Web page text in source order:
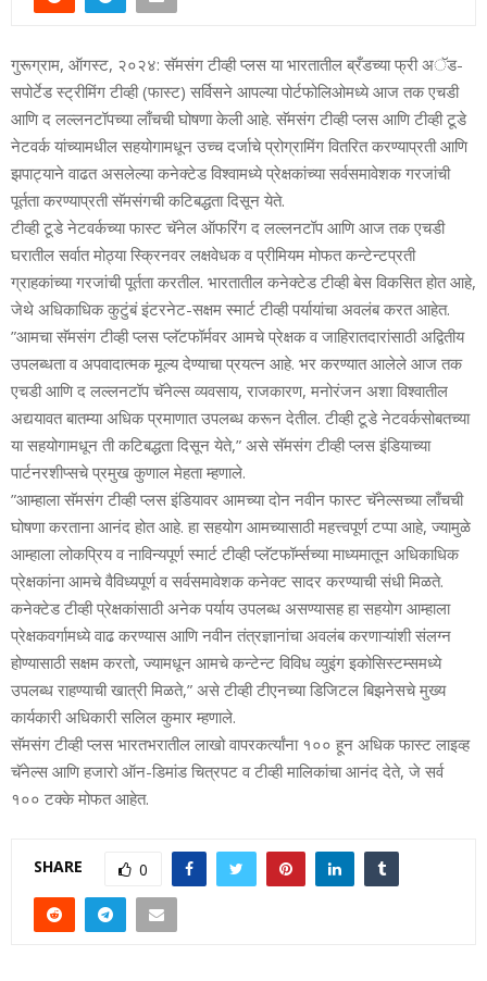
गुरूग्राम, ऑगस्‍ट, २०२४: सॅमसंग टीव्‍ही प्‍लस या भारतातील ब्रँडच्‍या फ्री अॅड-
सपोर्टेड स्‍ट्रीमिंग टीव्‍ही (फास्‍ट) सर्विसने आपल्‍या पोर्टफोलिओमध्‍ये आज तक एचडी
आणि द लल्‍लनटॉपच्‍या लाँचची घोषणा केली आहे. सॅमसंग टीव्‍ही प्‍लस आणि टीव्‍ही टूडे
नेटवर्क यांच्‍यामधील सहयोगामधून उच्‍च दर्जाचे प्रोग्रामिंग वितरित करण्‍याप्रती आणि
झपाट्याने वाढत असलेल्‍या कनेक्‍टेड विश्‍वामध्‍ये प्रेक्षकांच्‍या सर्वसमावेशक गरजांची
पूर्तता करण्‍याप्रती सॅमसंगची कटिबद्धता दिसून येते.
टीव्‍ही टूडे नेटवर्कच्‍या फास्‍ट चॅनेल ऑफरिंग द लल्‍लनटॉप आणि आज तक एचडी
घरातील सर्वात मोठ्या स्क्रिनवर लक्षवेधक व प्रीमियम मोफत कन्‍टेन्‍टप्रती
ग्राहकांच्‍या गरजांची पूर्तता करतील. भारतातील कनेक्‍टेड टीव्‍ही बेस विकसित होत आहे,
जेथे अधिकाधिक कुटुंबं इंटरनेट-सक्षम स्‍मार्ट टीव्‍ही पर्यायांचा अवलंब करत आहेत.
”आमचा सॅमसंग टीव्ही प्‍लस प्लॅटफॉर्मवर आमचे प्रेक्षक व जाहिरातदारांसाठी अद्वितीय
उपलब्‍धता व अपवादात्‍मक मूल्‍य देण्‍याचा प्रयत्‍न आहे. भर करण्‍यात आलेले आज तक
एचडी आणि द लल्‍लनटॉप चॅनेल्‍स व्‍यवसाय, राजकारण, मनोरंजन अशा विश्‍वातील
अद्ययावत बातम्‍या अधिक प्रमाणात उपलब्‍ध करून देतील. टीव्‍ही टूडे नेटवर्कसोबतच्‍या
या सहयोगामधून ती कटिबद्धता दिसून येते,” असे सॅमसंग टीव्‍ही प्‍लस इंडियाच्‍या
पार्टनरशीप्‍सचे प्रमुख कुणाल मेहता म्‍हणाले.
”आम्‍हाला सॅमसंग टीव्‍ही प्‍लस इंडियावर आमच्‍या दोन नवीन फास्‍ट चॅनेल्‍सच्‍या लाँचची
घोषणा करताना आनंद होत आहे. हा सहयोग आमच्‍यासाठी महत्त्वपूर्ण टप्‍पा आहे, ज्‍यामुळे
आम्‍हाला लोकप्रिय व नाविन्‍यपूर्ण स्‍मार्ट टीव्‍ही प्‍लॅटफॉर्म्‍सच्‍या माध्‍यमातून अधिकाधिक
प्रेक्षकांना आमचे वैविध्‍यपूर्ण व सर्वसमावेशक कनेक्‍ट सादर करण्‍याची संधी मिळते.
कनेक्‍टेड टीव्‍ही प्रेक्षकांसाठी अनेक पर्याय उपलब्‍ध असण्‍यासह हा सहयोग आम्‍हाला
प्रेक्षकवर्गामध्‍ये वाढ करण्‍यास आणि नवीन तंत्रज्ञानांचा अवलंब करणाऱ्यांशी संलग्‍न
होण्‍यासाठी सक्षम करतो, ज्‍यामधून आमचे कन्‍टेन्‍ट विविध व्‍युइंग इकोसिस्‍टम्‍समध्‍ये
उपलब्‍ध राहण्‍याची खात्री मिळते,” असे टीव्‍ही टीएनच्‍या डिजिटल बिझनेसचे मुख्‍य
कार्यकारी अधिकारी सलिल कुमार म्‍हणाले.
सॅमसंग टीव्‍ही प्‍लस भारतभरातील लाखो वापरकर्त्‍यांना १०० हून अधिक फास्‍ट लाइव्‍ह
चॅनेल्‍स आणि हजारो ऑन-डिमांड चित्रपट व टीव्‍ही मालिकांचा आनंद देते, जे सर्व
१०० टक्‍के मोफत आहेत.
SHARE 0